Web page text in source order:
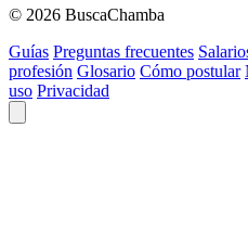
© 2026 BuscaChamba
Guías Preguntas frecuentes
profesión Glosario Cómo postular
uso Privacidad